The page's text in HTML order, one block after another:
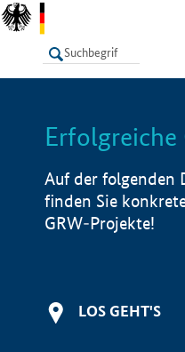
LISTE
Auf der folgenden
finden Sie
GRW-Projekte!
LOS GEHT'S